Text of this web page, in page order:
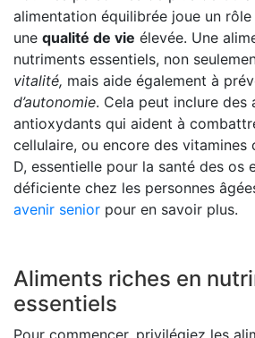
alimentation équilibrée joue un
une qualité de vie élevée. Une
nutriments essentiels, non
vitalité, mais aide également à
d’autonomie. Cela peut inclure des
antioxydants qui aident à
cellulaire, ou encore des vitamines
D, essentielle pour la santé des os
déficiente chez les personnes
avenir senior pour en savoir plus.
Aliments riches en
essentiels
Pour commencer, privilégiez les